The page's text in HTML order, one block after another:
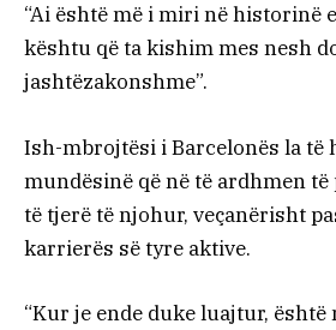
“Ai është më i miri në historinë
kështu që ta kishim mes nesh
jashtëzakonshme”.
Ish-mbrojtësi i Barcelonës la të
mundësinë që në të ardhmen
të tjerë të njohur, veçanërisht
karrierës së tyre aktive.
“Kur je ende duke luajtur, është